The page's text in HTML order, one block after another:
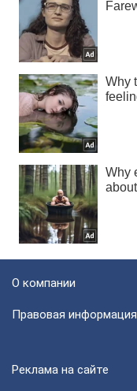
О компании
Правовая информация
Реклама на сайте